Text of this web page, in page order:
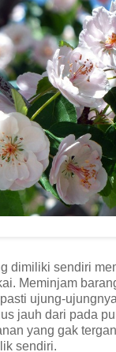
dimiliki sendiri
Meminjam
ujung-
jauh dari pada
yang gak
sendiri.